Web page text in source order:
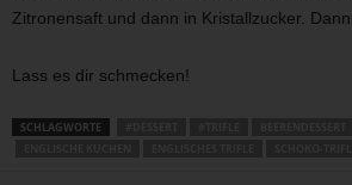
Zitronensaft und dann in Kristallzucker.
Lass es dir schmecken!
SCHLAGWORTE